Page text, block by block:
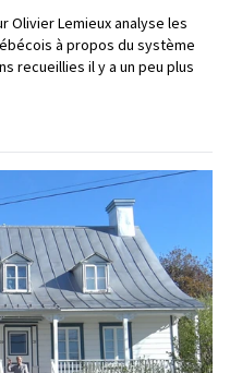
Olivier Lemieux analyse les
à propos du système
recueillies il y a un peu plus